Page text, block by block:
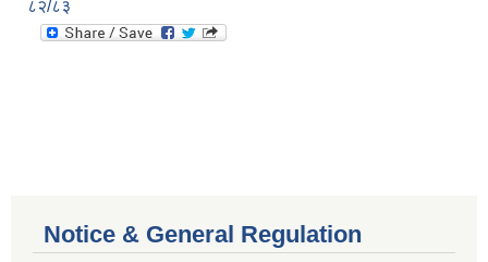
८२/८३
Notice & General Regulation